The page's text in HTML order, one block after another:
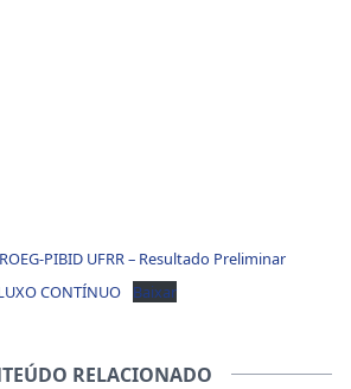
PIBID UFRR – Resultado Preliminar
CONTÍNUO
Baixar
RELACIONADO